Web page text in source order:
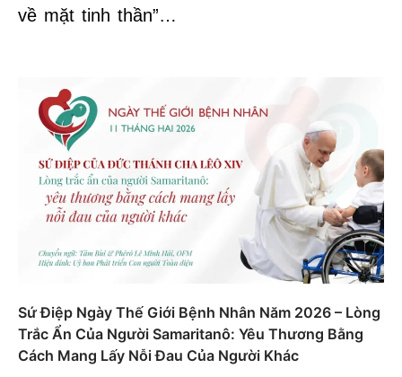
về mặt tinh thần”…
Sứ Điệp Ngày Thế Giới Bệnh Nhân Năm 2026 – Lòng
Trắc Ẩn Của Người Samaritanô: Yêu Thương Bằng
Cách Mang Lấy Nỗi Đau Của Người Khác